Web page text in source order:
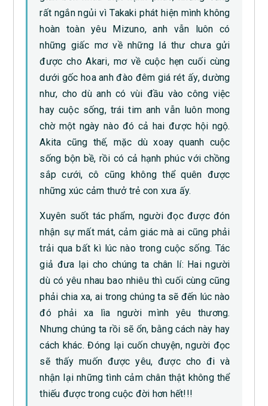
rất ngắn ngủi vì Takaki phát hiện mình không
hoàn toàn yêu Mizuno, anh vẫn luôn có
những giấc mơ về những lá thư chưa gửi
được cho Akari, mơ về cuộc hẹn cuối cùng
dưới gốc hoa anh đào đêm giá rét ấy, dường
như, cho dù anh có vùi đầu vào công việc
hay cuộc sống, trái tim anh vẫn luôn mong
chờ một ngày nào đó cả hai được hội ngộ.
Akita cũng thế, mặc dù xoay quanh cuộc
sống bộn bề, rồi có cả hạnh phúc với chồng
sắp cưới, cô cũng không thể quên được
những xúc cảm thưở trẻ con xưa ấy.
Xuyên suốt tác phẩm, người đọc được đón
nhận sự mất mát, cảm giác mà ai cũng phải
trải qua bất kì lúc nào trong cuộc sống. Tác
giả đưa lại cho chúng ta chân lí: Hai người
dù có yêu nhau bao nhiêu thì cuối cùng cũng
phải chia xa, ai trong chúng ta sẽ đến lúc nào
đó phải xa lìa người mình yêu thương.
Nhưng chúng ta rồi sẽ ổn, bằng cách này hay
cách khác. Đóng lại cuốn chuyện, người đọc
sẽ thấy muốn được yêu, được cho đi và
nhận lại những tình cảm chân thật không thể
thiếu được trong cuộc đời hơn hết!!!